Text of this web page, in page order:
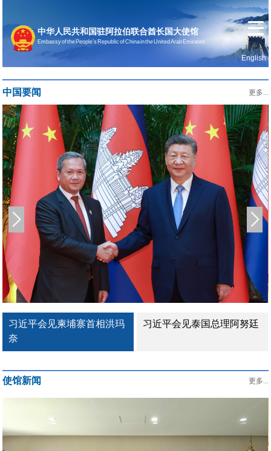
中华人民共和国驻阿拉伯联合酋长国大使馆
Embassy of the People’s Republic of China in the United Arab Emirates
English
中国要闻 更多...
习近平会见柬埔寨首相洪玛
奈
习近平会见泰国总理阿努廷
使馆新闻 更多...